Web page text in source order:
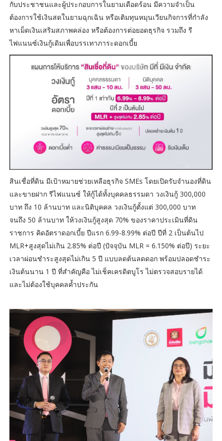
กับประชาชนและผู้ประกอบการในยามเดือดร้อน มีความจำเป็น
ต้องการใช้เงินสดในยามฉุกเฉิน หรือเติมทุนหมุนเวียนกิจการที่กำลัง
หาเม็ดเงินเสริมสภาพคล่อง หรือต้องการต่อยอดธุรกิจ รวมถึง รี
ไฟแนนซ์เงินกู้เดิมเพื่อบรรเทาภาระดอกเบี้ย
สินเชื่อที่ดิน มีเป้าหมายช่วยเหลือธุรกิจ SMEs โดยเปิดรับจำนองที่ดิน
และขายฝาก รีไฟแนนซ์ ให้กู้ได้ทั้งบุคคลธรรมดา วงเงินกู้ 300,000
บาท ถึง 10 ล้านบาท และนิติบุคคล วงเงินกู้ตั้งแต่ 300,000 บาท
จนถึง 50 ล้านบาท ให้วงเงินกู้สูงสุด 70% ของราคาประเมินที่ดิน
ราชการ คิดอัตราดอกเบี้ย ปีแรก 6.99-8.99% ต่อปี ปีที่ 2 เป็นต้นไป
MLR+สูงสุดไม่เกิน 2.85% ต่อปี (ปัจจุบัน MLR = 6.150% ต่อปี) ระยะ
เวลาผ่อนชำระสูงสุดไม่เกิน 5 ปี แบบลดต้นลดดอก พร้อมปลอดชำระ
เงินต้นนาน 1 ปี ที่สำคัญคือ ไม่เช็คเครดิตบูโร ไม่ตรวจสอบรายได้
และไม่ต้องใช้บุคคลค้ำประกัน